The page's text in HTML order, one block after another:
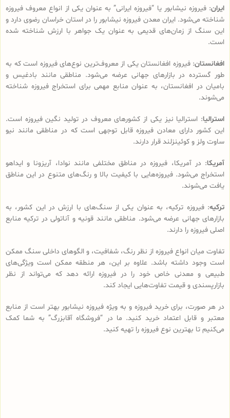
ایران: فیروزه نیشابور یا “فیروزه ایرانی” به عنوان یکی از انواع معروف فیروزه
شناخته می‌شود. ایران معدن فیروزه نیشابور را در استان خراسان رضوی دارد و
این سنگ از زمان‌های قدیمی به عنوان یک جواهر با ارزش شناخته شده
است.
افغانستان: فیروزه افغانستان یکی از معروف‌ترین نوع‌های فیروزه است که به
طور گسترده در بازارهای جهانی عرضه می‌شود. مناطقی مانند بادغیس و
بامیان در افغانستان، به عنوان منابع مهمی برای استخراج فیروزه شناخته
می‌شوند.
استرالیا: استرالیا نیز یکی از کشورهای معروف در تولید نگین فیروزه است.
این کشور دارای معادن فیروزه قابل توجهی است که در مناطقی مانند نیو
ساوت ولز و کوئینزلند قرار دارند.
آمریکا: در آمریکا، فیروزه در مناطق مختلفی مانند نوادا، آریزونا و ایداهو
استخراج می‌شود. فیروزه‌هایی با کیفیت بالا و رنگ‌های متنوع در این مناطق
یافت می‌شوند.
ترکیه: فیروزه ترکیه، به عنوان یکی از سنگ‌های با ارزش در این کشور، به
بازارهای جهانی عرضه می‌شود. مناطقی مانند قونیه و آناتولی در ترکیه منابع
اصلی فیروزه را دارند.
تفاوت‌ میان انواع فیروزه از نظر رنگ، شفافیت، و الگوهای داخلی سنگ ممکن
است وجود داشته باشد. علاوه بر این، هر منطقه ممکن است ویژگی‌های
طبیعی و معدنی خاص خود را در فیروزه ارائه دهد که می‌تواند از نظر
بازارپسندی و قیمت تفاوت‌هایی ایجاد کند.
در هر صورت، برای خرید فیروزه و به ویژه فیروزه نیشابور بهتر است از منابع
معتبر و قابل اعتماد خرید کنید. ما در “فروشگاه آقابزرگ” به شما کمک
می‌کنیم تا بهترین نوع فیروزه را تهیه کنید.